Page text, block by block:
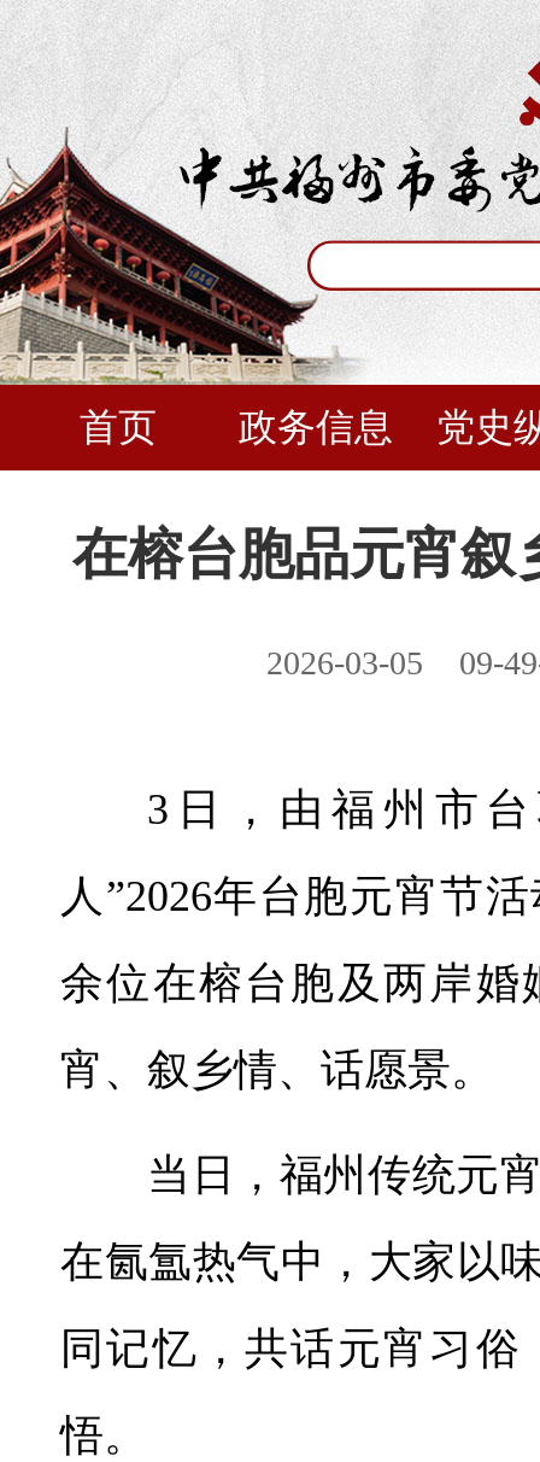
首页 政务信息 党史
在榕台胞品元宵叙
2026-03-05 09-
3日，由福州市
人”2026年台胞元宵节
余位在榕台胞及两岸
宵、叙乡情、话愿景。
当日，福州传统元
在氤氲热气中，大家以
同记忆，共话元宵习
悟。